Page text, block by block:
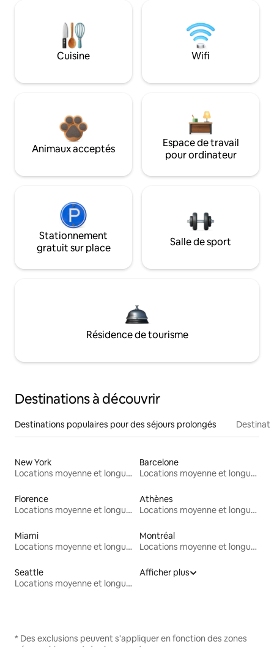
Cuisine Wifi
Animaux acceptés
Espace de travail
pour ordinateur
Stationnement
gratuit sur place
Salle de sport
Résidence de tourisme
Destinations à découvrir
Destinations populaires pour des séjours prolongés
New York
Locations moyenne et longue durée
Barcelone
Locations moyenne et longue durée
Florence
Locations moyenne et longue durée
Athènes
Locations moyenne et longue durée
Miami
Locations moyenne et longue durée
Montréal
Locations moyenne et longue durée
Seattle
Locations moyenne et longue durée
Afficher plus
* Des exclusions peuvent s'appliquer en fonction des zones